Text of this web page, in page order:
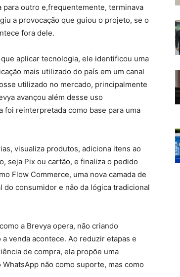
para outro e,frequentemente, terminava
a provocação que guiou o projeto, se o
fora dele.
aplicar tecnologia, ele identificou uma
mais utilizado do país em um canal
utilizado no mercado, principalmente
avançou além desse uso
foi reinterpretada como base para uma
visualiza produtos, adiciona itens ao
seja Pix ou cartão, e finaliza o pedido
Flow Commerce, uma nova camada de
consumidor e não da lógica tradicional
a Brevya opera, não criando
venda acontece. Ao reduzir etapas e
de compra, ela propõe uma
não como suporte, mas como